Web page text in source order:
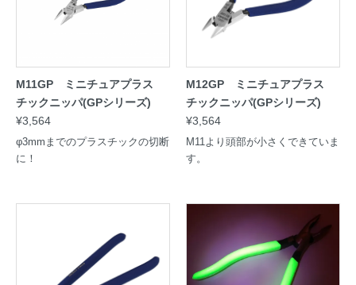
M11GP ミニチュアプラス
チックニッパ(GPシリーズ)
¥3,564
φ3mmまでのプラスチックの切断
に！
M12GP ミニチュアプラス
チックニッパ(GPシリーズ)
¥3,564
M11より頭部が小さくできていま
す。